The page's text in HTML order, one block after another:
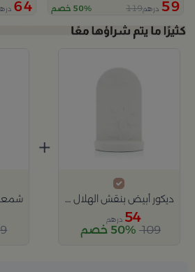
59 درهم119 50% خصم 64
ديكور أبيض بنقش الهلال من نقاء
54 درهم
109 50% خصم
+